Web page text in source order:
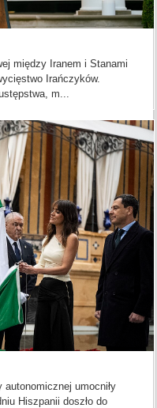
między Iranem i Stanami
Irańczyków.
m...
autonomicznej umocniły
Hiszpanii doszło do